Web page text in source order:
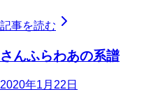
記事を読む
さんふらわあの系譜
2020年1月22日